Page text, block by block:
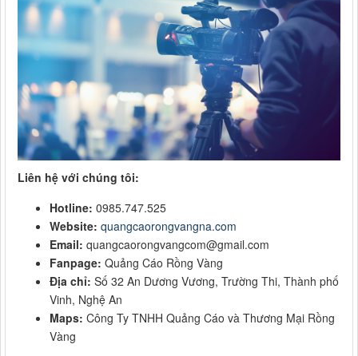
Liên hệ với chúng tôi:
Hotline: 0985.747.525
Website: quangcaorongvangna.com
Email: quangcaorongvangcom@gmail.com
Fanpage: Quảng Cáo Rồng Vàng
Địa chỉ: Số 32 An Dương Vương, Trường Thi, Thành phố
Vinh, Nghệ An
Maps: Công Ty TNHH Quảng Cáo và Thương Mại Rồng
Vàng